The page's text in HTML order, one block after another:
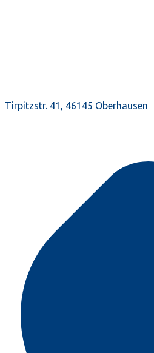
Tirpitzstr. 41, 46145 Oberhausen